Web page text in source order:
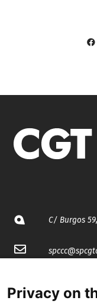
C/ Burgos
spccc@
Privacy on